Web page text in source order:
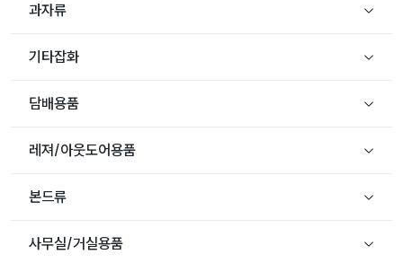
과자류
기타잡화
담배용품
레져/아웃도어용품
본드류
사무실/거실용품